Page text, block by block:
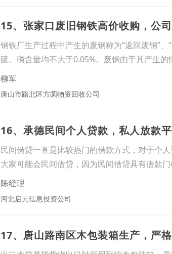
15、张家口废旧钢铁高价收购，公
钢铁厂生产过程中产生的废钢称为“返回废钢”、
硫、磷含量均不大于0.05%。废钢由于其产生
柳军
唐山市路北区方圆物资回收公司
16、承德民间个人贷款，私人放款
民间借贷一直是比较热门的借款方式，对于个
大家可能会民间借贷，因为民间借贷具有借款
法上
陈经理
河北启元信息投资公司
17、唐山路南区木包装箱生产，严